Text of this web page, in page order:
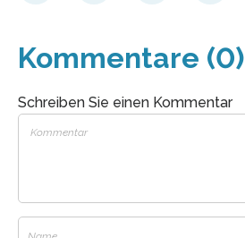
Kommentare (0)
Schreiben Sie einen Kommentar